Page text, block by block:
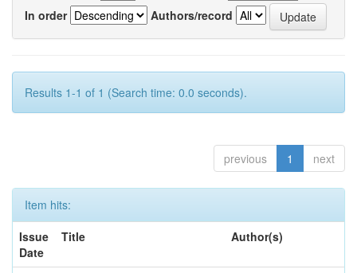
In order
Authors/record
Results 1-1 of 1 (Search time: 0.0 seconds).
previous 1 next
Item hits:
Issue
Date
Title Author(s)